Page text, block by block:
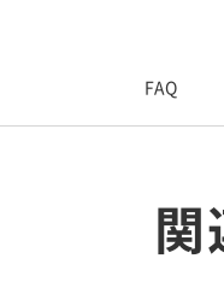
FAQ